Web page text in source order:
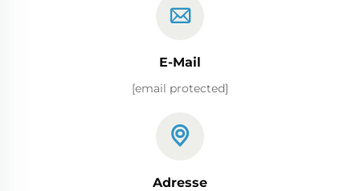
E-Mail
[email protected]
Adresse